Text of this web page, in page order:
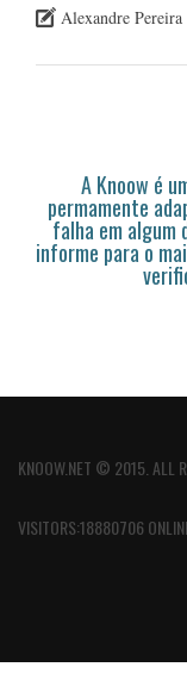
Alexandre Pereira
A Knoow é
permamente
falha em algum
informe para o
KNOOW.NET © 2015. ALL
VISITORS:18880706